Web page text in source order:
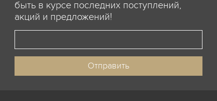
быть в курсе последних поступлений,
акций и предложений!